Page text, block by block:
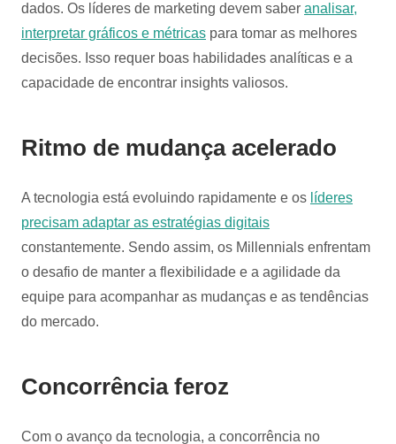
dados. Os líderes de marketing devem saber analisar,
interpretar gráficos e métricas para tomar as melhores
decisões. Isso requer boas habilidades analíticas e a
capacidade de encontrar insights valiosos.
Ritmo de mudança acelerado
A tecnologia está evoluindo rapidamente e os líderes
precisam adaptar as estratégias digitais
constantemente. Sendo assim, os Millennials enfrentam
o desafio de manter a flexibilidade e a agilidade da
equipe para acompanhar as mudanças e as tendências
do mercado.
Concorrência feroz
Com o avanço da tecnologia, a concorrência no